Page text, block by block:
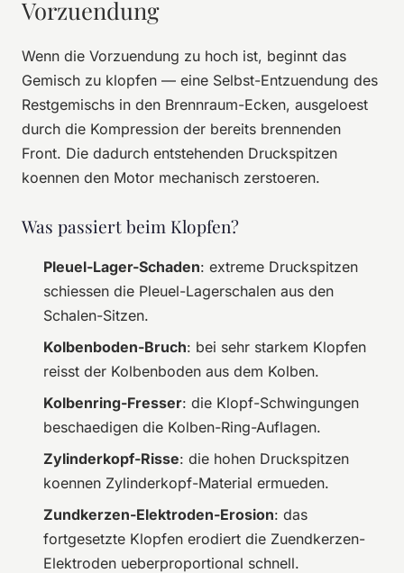
Vorzuendung
Wenn die Vorzuendung zu hoch ist, beginnt das
Gemisch zu klopfen — eine Selbst-Entzuendung des
Restgemischs in den Brennraum-Ecken, ausgeloest
durch die Kompression der bereits brennenden
Front. Die dadurch entstehenden Druckspitzen
koennen den Motor mechanisch zerstoeren.
Was passiert beim Klopfen?
Pleuel-Lager-Schaden: extreme Druckspitzen
schiessen die Pleuel-Lagerschalen aus den
Schalen-Sitzen.
Kolbenboden-Bruch: bei sehr starkem Klopfen
reisst der Kolbenboden aus dem Kolben.
Kolbenring-Fresser: die Klopf-Schwingungen
beschaedigen die Kolben-Ring-Auflagen.
Zylinderkopf-Risse: die hohen Druckspitzen
koennen Zylinderkopf-Material ermueden.
Zundkerzen-Elektroden-Erosion: das
fortgesetzte Klopfen erodiert die Zuendkerzen-
Elektroden ueberproportional schnell.